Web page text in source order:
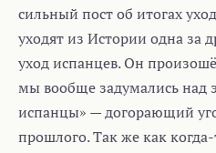
сильный пост об итогах
уходят из Истории одна за
уход испанцев. Он
мы вообще задумались
испанцы» — догорающий
прошлого. Так же как